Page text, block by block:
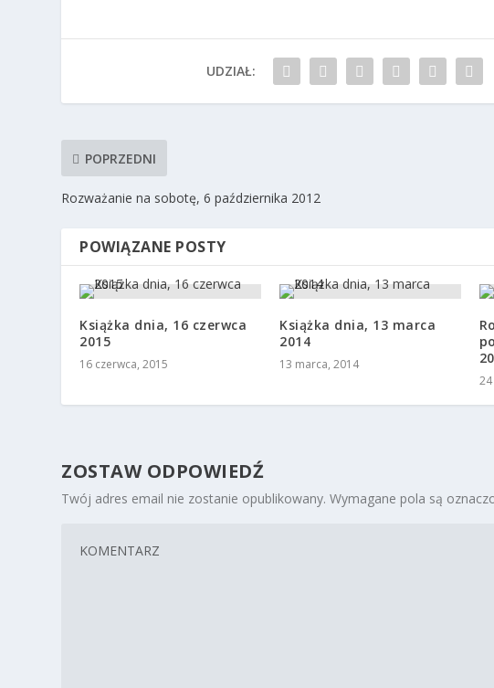
UDZIAŁ:
POPRZEDNI
Rozważanie na sobotę, 6 października 2012
POWIĄZANE POSTY
Książka dnia, 16 czerwca
2015
16 czerwca, 2015
Książka dnia, 13 marca
2014
13 marca, 2014
ZOSTAW ODPOWIEDŹ
Twój adres email nie zostanie opublikowany. Wymagane pola są